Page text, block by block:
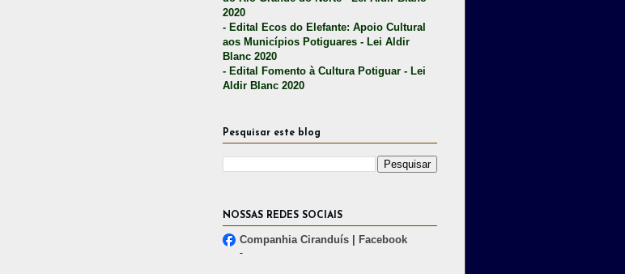
2020
- Edital Ecos do Elefante: Apoio Cultural
aos Municípios Potiguares - Lei Aldir
Blanc 2020
- Edital Fomento à Cultura Potiguar - Lei
Aldir Blanc 2020
Pesquisar este blog
NOSSAS REDES SOCIAIS
Companhia Ciranduís | Facebook
-